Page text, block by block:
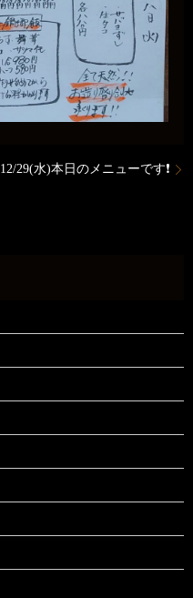
12/29(水)本日のメニューです❗